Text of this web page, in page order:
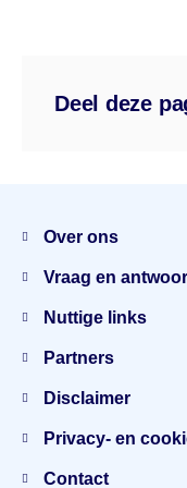
Deel deze
Over ons
Vraag en
Nuttige links
Partners
Disclaimer
Privacy- en
Contact